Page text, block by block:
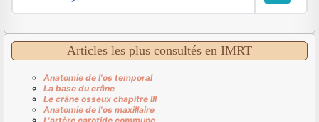
Articles les plus consultés en IMRT
Anatomie de l'os temporal
La base du crâne
Le crâne osseux chapitre III
Anatomie de l'os maxillaire